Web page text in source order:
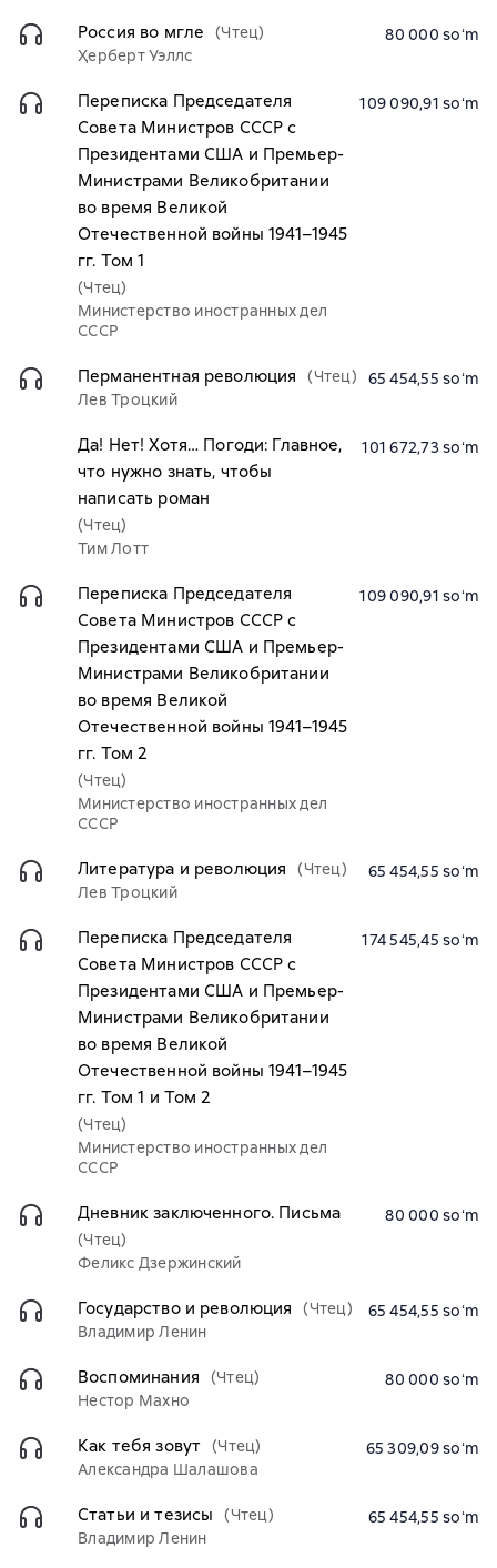
Россия во мгле
(Чтец)
Ҳерберт Уэллс
80 000 soʻm
Переписка Председателя
Совета Министров СССР с
Президентами США и Премьер-
Министрами Великобритании
во время Великой
Отечественной войны 1941–1945
гг. Том 1
(Чтец)
Министерство иностранных дел
СССР
109 090,91 soʻm
Перманентная революция
(Чтец)
Лев Троцкий
65 454,55 soʻm
Да! Нет! Хотя… Погоди: Главное,
что нужно знать, чтобы
написать роман
(Чтец)
Тим Лотт
101 672,73 soʻm
Переписка Председателя
Совета Министров СССР с
Президентами США и Премьер-
Министрами Великобритании
во время Великой
Отечественной войны 1941–1945
гг. Том 2
(Чтец)
Министерство иностранных дел
СССР
109 090,91 soʻm
Литература и революция
(Чтец)
Лев Троцкий
65 454,55 soʻm
Переписка Председателя
Совета Министров СССР с
Президентами США и Премьер-
Министрами Великобритании
во время Великой
Отечественной войны 1941–1945
гг. Том 1 и Том 2
(Чтец)
Министерство иностранных дел
СССР
174 545,45 soʻm
Дневник заключенного. Письма
(Чтец)
Феликс Дзержинский
80 000 soʻm
Государство и революция
(Чтец)
Владимир Ленин
65 454,55 soʻm
Воспоминания
(Чтец)
Нестор Махно
80 000 soʻm
Как тебя зовут (Чтец)
Александра Шалашова
65 309,09 soʻm
Статьи и тезисы
(Чтец)
Владимир Ленин
65 454,55 soʻm